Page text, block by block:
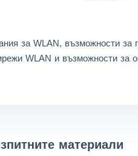
за WLAN, възможности за
WLAN и възможности за
материали